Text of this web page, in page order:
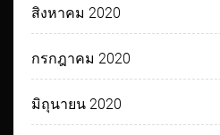
สิงหาคม 2020
กรกฎาคม 2020
มิถุนายน 2020